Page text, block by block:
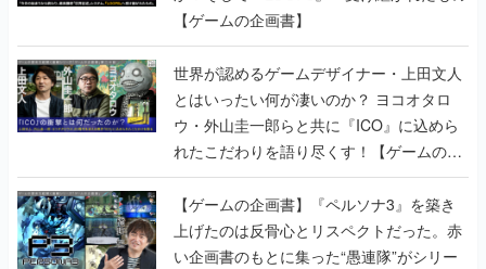
【ゲームの企画書】
世界が認めるゲームデザイナー・上田文人
とはいったい何が凄いのか？ ヨコオタロ
ウ・外山圭一郎らと共に『ICO』に込めら
れたこだわりを語り尽くす！【ゲームの企
画書】
【ゲームの企画書】『ペルソナ3』を築き
上げたのは反骨心とリスペクトだった。赤
い企画書のもとに集った“愚連隊”がシリー